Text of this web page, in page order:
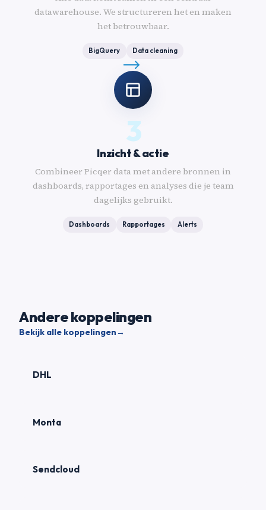
datawarehouse. We structureren het en maken
het betrouwbaar.
BigQuery Data cleaning
3
Inzicht & actie
Combineer Picqer data met andere bronnen in
dashboards, rapportages en analyses die je team
dagelijks gebruikt.
Dashboards Rapportages Alerts
Andere koppelingen
Bekijk alle koppelingen→
DHL
Monta
Sendcloud